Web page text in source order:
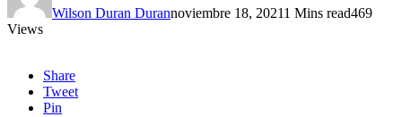
Wilson Duran Durannoviembre 18, 20211 Mins read469
Views
Share
Tweet
Pin